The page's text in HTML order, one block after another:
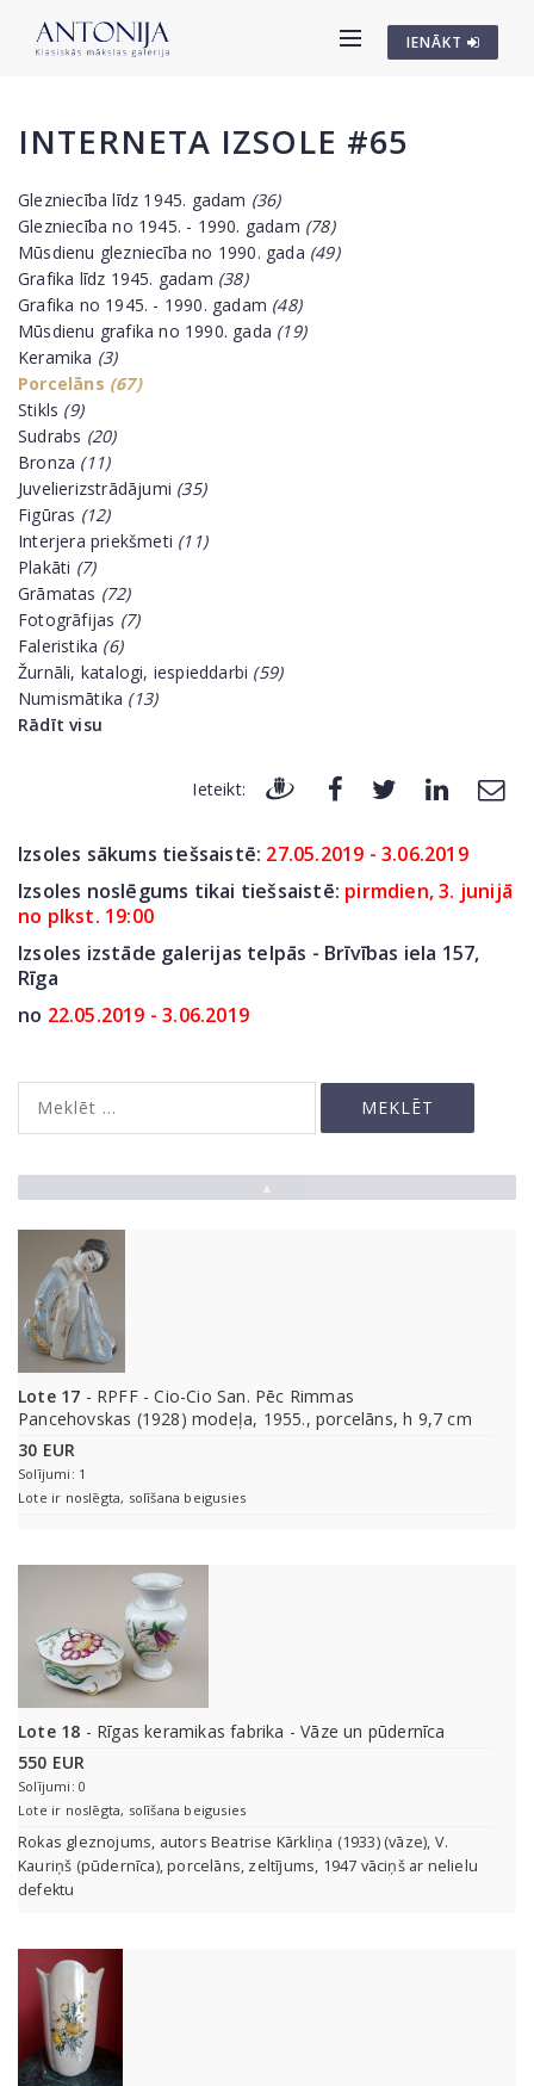
IENĀKT
INTERNETA IZSOLE #65
Glezniecība līdz 1945. gadam (36)
Glezniecība no 1945. - 1990. gadam (78)
Mūsdienu glezniecība no 1990. gada (49)
Grafika līdz 1945. gadam (38)
Grafika no 1945. - 1990. gadam (48)
Mūsdienu grafika no 1990. gada (19)
Keramika (3)
Porcelāns (67)
Stikls (9)
Sudrabs (20)
Bronza (11)
Juvelierizstrādājumi (35)
Figūras (12)
Interjera priekšmeti (11)
Plakāti (7)
Grāmatas (72)
Fotogrāfijas (7)
Faleristika (6)
Žurnāli, katalogi, iespieddarbi (59)
Numismātika (13)
Rādīt visu
Ieteikt:
Izsoles sākums tiešsaistē: 27.05.2019 - 3.06.2019
Izsoles noslēgums tikai tiešsaistē: pirmdien, 3. junijā
no plkst. 19:00
Izsoles izstāde galerijas telpās - Brīvības iela 157,
Rīga
no 22.05.2019 - 3.06.2019
Lote 17 - RPFF - Сio-Cio San. Pēc Rimmas
Pancehovskas (1928) modeļa, 1955., porcelāns, h 9,7 cm
30 EUR
Solījumi: 1
Lote ir noslēgta, solīšana beigusies
Lote 18 - Rīgas keramikas fabrika - Vāze un pūdernīca
550 EUR
Solījumi: 0
Lote ir noslēgta, solīšana beigusies
Rokas gleznojums, autors Beatrise Kārkliņa (1933) (vāze), V.
Kauriņš (pūdernīca), porcelāns, zeltījums, 1947 vāciņš ar nelielu
defektu